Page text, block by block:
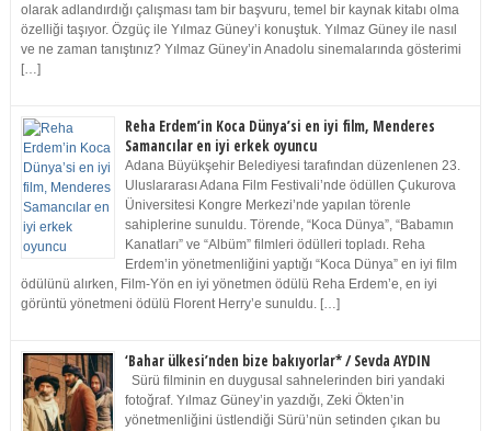
olarak adlandırdığı çalışması tam bir başvuru, temel bir kaynak kitabı olma
özelliği taşıyor. Özgüç ile Yılmaz Güney’i konuştuk. Yılmaz Güney ile nasıl
ve ne zaman tanıştınız? Yılmaz Güney’in Anadolu sinemalarında gösterimi
[…]
Reha Erdem’in Koca Dünya’si en iyi film, Menderes
Samancılar en iyi erkek oyuncu
Adana Büyükşehir Belediyesi tarafından düzenlenen 23.
Uluslararası Adana Film Festivali’nde ödüllen Çukurova
Üniversitesi Kongre Merkezi’nde yapılan törenle
sahiplerine sunuldu. Törende, “Koca Dünya”, “Babamın
Kanatları” ve “Albüm” filmleri ödülleri topladı. Reha
Erdem’in yönetmenliğini yaptığı “Koca Dünya” en iyi film
ödülünü alırken, Film-Yön en iyi yönetmen ödülü Reha Erdem’e, en iyi
görüntü yönetmeni ödülü Florent Herry’e sunuldu. […]
‘Bahar ülkesi’nden bize bakıyorlar* / Sevda AYDIN
Sürü filminin en duygusal sahnelerinden biri yandaki
fotoğraf. Yılmaz Güney’in yazdığı, Zeki Ökten’in
yönetmenliğini üstlendiği Sürü’nün setinden çıkan bu